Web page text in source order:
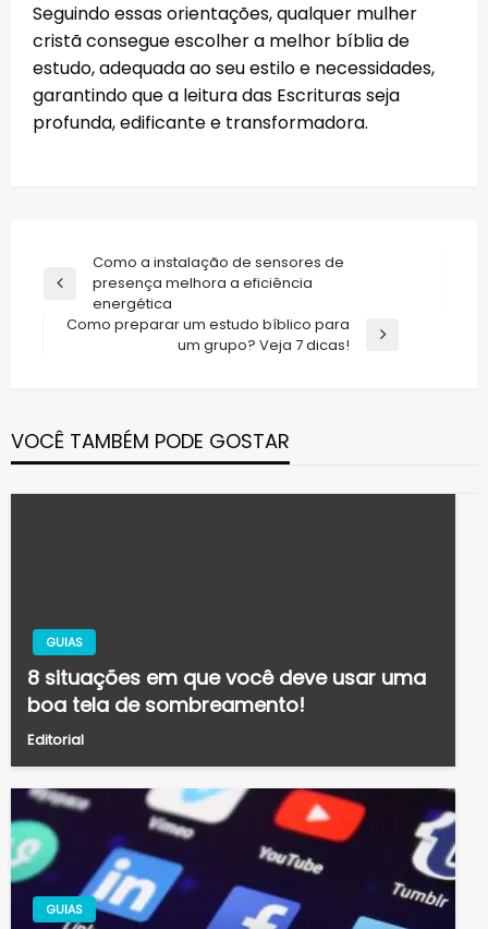
Seguindo essas orientações, qualquer mulher
cristã consegue escolher a melhor bíblia de
estudo, adequada ao seu estilo e necessidades,
garantindo que a leitura das Escrituras seja
profunda, edificante e transformadora.
Navegação
de
Post
Previous
Como a instalação de sensores de
presença melhora a eficiência
energética
Como preparar um estudo bíblico para
um grupo? Veja 7 dicas!
VOCÊ TAMBÉM PODE GOSTAR
GUIAS
8 situações em que você deve usar uma
boa tela de sombreamento!
Editorial
GUIAS